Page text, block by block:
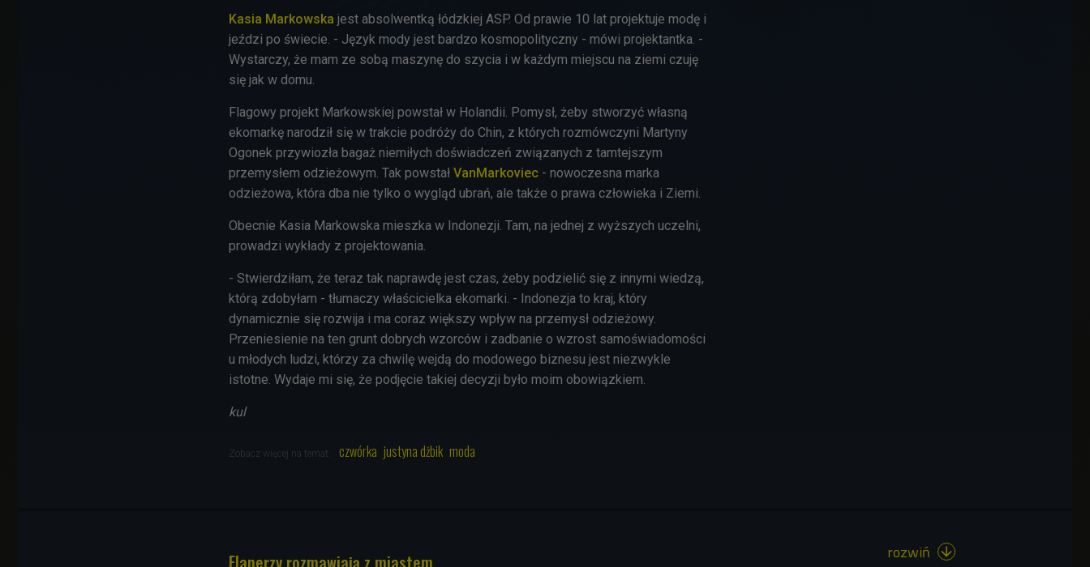
Kasia Markowska jest absolwentką łódzkiej ASP. Od prawie 10 lat projektuje modę i
jeździ po świecie. - Język mody jest bardzo kosmopolityczny - mówi projektantka. -
Wystarczy, że mam ze sobą maszynę do szycia i w każdym miejscu na ziemi czuję
się jak w domu.
Flagowy projekt Markowskiej powstał w Holandii. Pomysł, żeby stworzyć własną
ekomarkę narodził się w trakcie podróży do Chin, z których rozmówczyni Martyny
Ogonek przywiozła bagaż niemiłych doświadczeń związanych z tamtejszym
przemysłem odzieżowym. Tak powstał VanMarkoviec - nowoczesna marka
odzieżowa, która dba nie tylko o wygląd ubrań, ale także o prawa człowieka i Ziemi.
Obecnie Kasia Markowska mieszka w Indonezji. Tam, na jednej z wyższych uczelni,
prowadzi wykłady z projektowania.
- Stwierdziłam, że teraz tak naprawdę jest czas, żeby podzielić się z innymi wiedzą,
którą zdobyłam - tłumaczy właścicielka ekomarki. - Indonezja to kraj, który
dynamicznie się rozwija i ma coraz większy wpływ na przemysł odzieżowy.
Przeniesienie na ten grunt dobrych wzorców i zadbanie o wzrost samoświadomości
u młodych ludzi, którzy za chwilę wejdą do modowego biznesu jest niezwykle
istotne. Wydaje mi się, że podjęcie takiej decyzji było moim obowiązkiem.
kul
Zobacz więcej na temat: czwórka justyna dżbik moda
rozwiń 